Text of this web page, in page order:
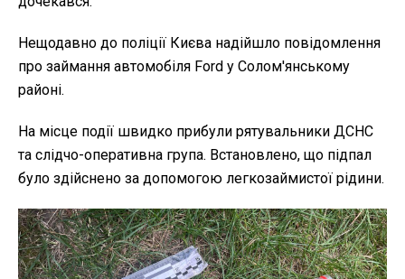
Нещодавно до поліції Києва надійшло повідомлення
про займання автомобіля Ford у Солом'янському
районі.
На місце події швидко прибули рятувальники ДСНС
та слідчо-оперативна група. Встановлено, що підпал
було здійснено за допомогою легкозаймистої рідини.